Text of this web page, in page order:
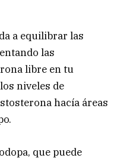
a equilibrar las
las
libre en tu
niveles de
hacía áreas
que puede